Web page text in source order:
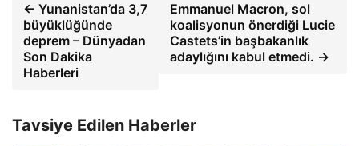
← Yunanistan’da 3,7
büyüklüğünde
deprem – Dünyadan
Son Dakika
Haberleri
Emmanuel Macron, sol
koalisyonun önerdiği Lucie
Castets’in başbakanlık
adaylığını kabul etmedi. →
Tavsiye Edilen Haberler